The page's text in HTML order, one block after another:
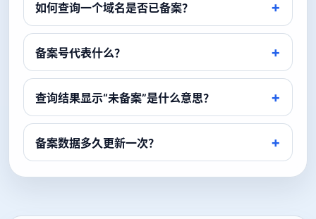
如何查询一个域名是否已备案？
备案号代表什么？
查询结果显示“未备案”是什么意思？
备案数据多久更新一次？